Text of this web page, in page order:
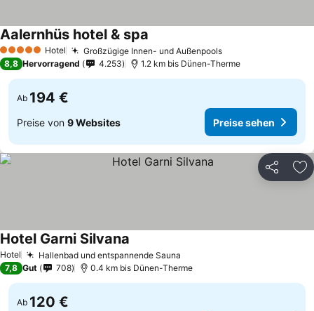
5 Sterne Hotel Großzügige Innen- und AußenpoolsPreise sehen
Aalernhüs hotel & spa
8,8 Hervorragend 4.253 1.2 km bis Dünen-Therme
Ab 194 €
Preise von 9 Websites Preise sehen
Teilen
Hotel Hallenbad und entspannende Sauna
Hotel Garni Silvana
7,8 Gut 708 0.4 km bis Dünen-Therme
Ab 120 €